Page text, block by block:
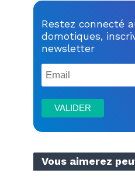
Restez connecté
domotiques,
newsletter
Vous aimerez